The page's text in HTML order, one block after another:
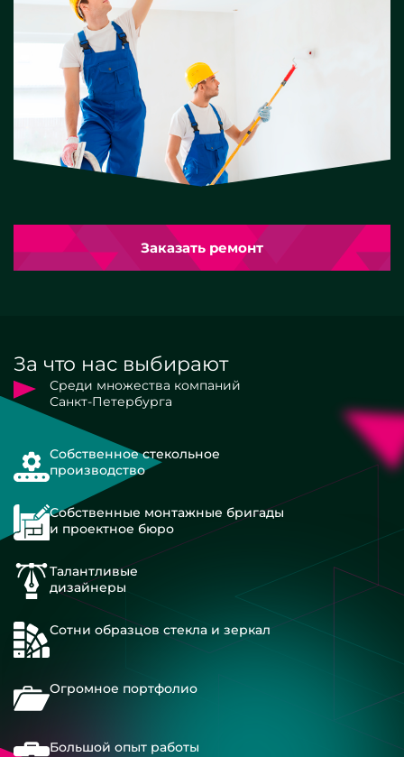
Заказать ремонт
За что нас выбирают
Среди множества компаний
Санкт-Петербурга
Собственное стекольное
производство
Собственные монтажные бригады
и проектное бюро
Талантливые
дизайнеры
Сотни образцов стекла и зеркал
Огромное портфолио
Большой опыт работы